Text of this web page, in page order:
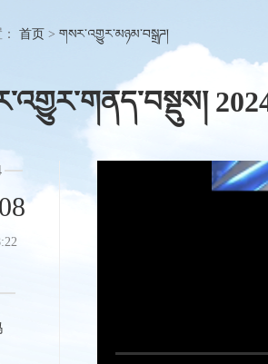
首页 > གསར་འགྱུར་མཉམ་བསྒྲཌ།